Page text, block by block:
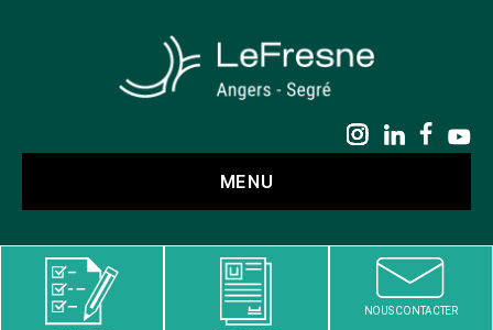
MENU
NOUS CONTACTER